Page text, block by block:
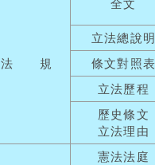
法 規
全文
立法總說明
條文對照表
立法歷程
歷史條文
立法理由
憲法法庭